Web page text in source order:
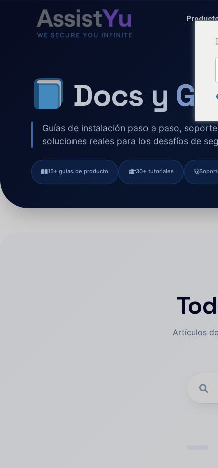
Docs y
Guías de instalación paso a paso,
soluciones reales para los desafíos de
15+ guías de producto 30+ tutoriales
Artículos